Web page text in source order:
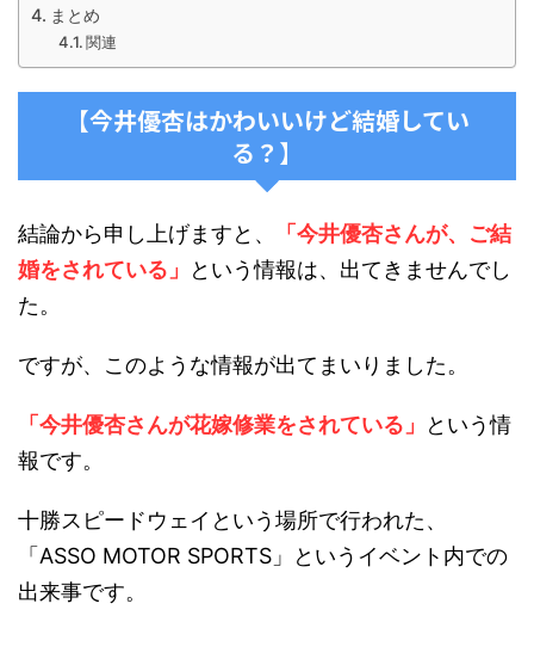
まとめ
関連
【今井優杏はかわいいけど結婚してい
る？】
結論から申し上げますと、
「今井優杏さんが、ご結
婚をされている」
という情報は、出てきませんでし
た。
ですが、このような情報が出てまいりました。
「今井優杏さんが花嫁修業をされている」
という情
報です。
十勝スピードウェイという場所で行われた、
「ASSO MOTOR SPORTS」というイベント内での
出来事です。